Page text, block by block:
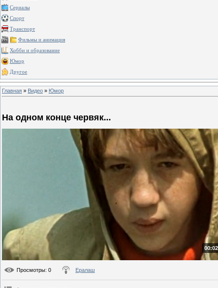
Сериалы
Спорт
Транспорт
Фильмы и анимация
Хобби и образование
Юмор
Другое
Главная » Видео » Юмор
На одном конце червяк...
Просмотры: 0 Ералаш